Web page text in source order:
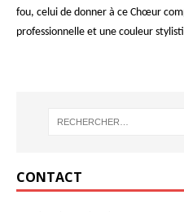
fou, celui de donner à ce Chœur
professionnelle et une couleur
CONTACT